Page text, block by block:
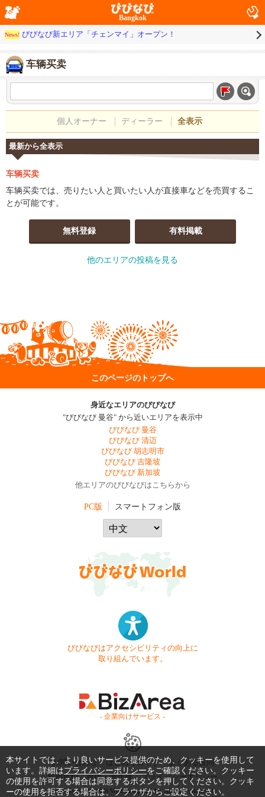
Bangkok
News! びびなび新エリア「チェンマイ」オープン！
车辆买卖
個人オーナー ディーラー 全表示
最新から全表示
车辆买卖
车辆买卖では、売りたい人と買いたい人が直接車などを売買するこ
とが可能です。
無料登録 有料掲載
他のエリアの投稿を見る
このページのトップへ
身近なエリアのびびなび
"びびなび 曼谷" から近いエリアを表示中
びびなび 曼谷
びびなび 清迈
びびなび 胡志明市
びびなび 吉隆坡
びびなび 新加坡
他エリアのびびなびはこちらから
PC版 スマートフォン版
びびなびはアクセシビリティの向上に
取り組んでいます。
- 企業向けサービス -
お問い合わせ はじめてガイド
よくある質問
利用規約
商標・著作権 プライバシーポリシー
Copyright © 1999-2026 Vivid Navigation, Inc. All Rights Reserved.
本サイトでは、より良いサービス提供のため、クッキーを使用して
います。詳細はプライバシーポリシーをご確認ください。クッキー
の使用を許可する場合は同意するボタンを押してください。クッキ
ーの使用を拒否する場合は、ブラウザからご設定ください。